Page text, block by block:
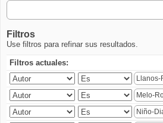
Filtros
Use filtros para refinar sus resultados.
Filtros actuales: